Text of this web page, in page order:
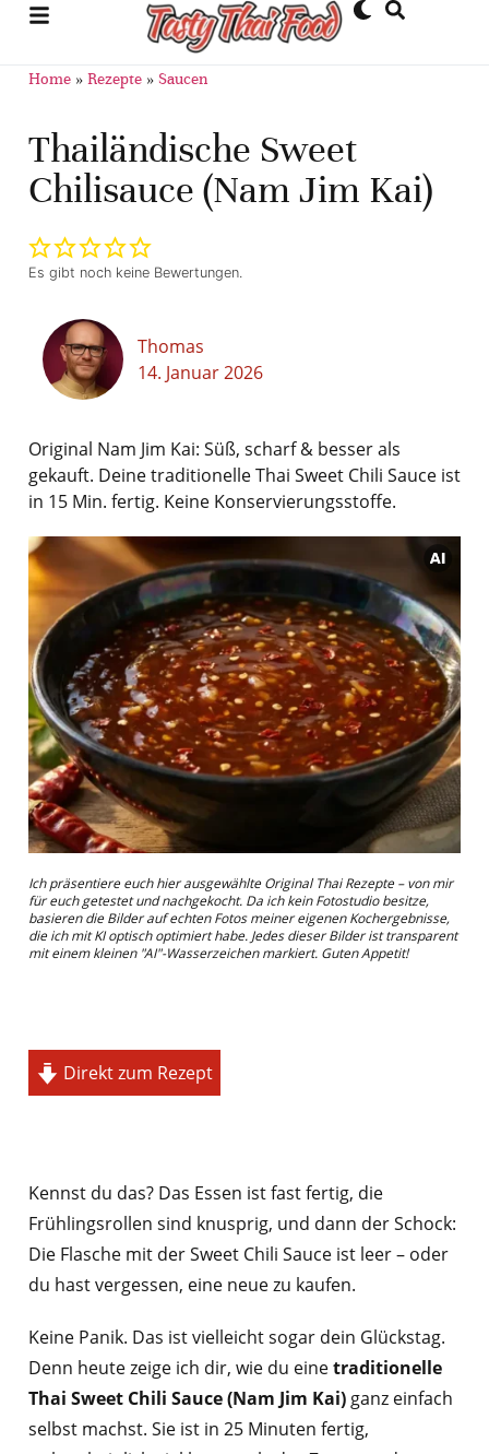
Home» Rezepte» Saucen
Thailändische Sweet
Chilisauce (Nam Jim Kai)
Es gibt noch keine Bewertungen.
Thomas
14. Januar 2026
Original Nam Jim Kai: Süß, scharf & besser als
gekauft. Deine traditionelle Thai Sweet Chili Sauce ist
in 15 Min. fertig. Keine Konservierungsstoffe.
Ich präsentiere euch hier ausgewählte Original Thai Rezepte – von mir
für euch getestet und nachgekocht. Da ich kein Fotostudio besitze,
basieren die Bilder auf echten Fotos meiner eigenen Kochergebnisse,
die ich mit KI optisch optimiert habe. Jedes dieser Bilder ist transparent
mit einem kleinen "AI"-Wasserzeichen markiert. Guten Appetit!
Direkt zum Rezept
Kennst du das? Das Essen ist fast fertig, die
Frühlingsrollen sind knusprig, und dann der Schock:
Die Flasche mit der Sweet Chili Sauce ist leer – oder
du hast vergessen, eine neue zu kaufen.
Keine Panik. Das ist vielleicht sogar dein Glückstag.
Denn heute zeige ich dir, wie du einetraditionelle
Thai Sweet Chili Sauce (Nam Jim Kai)ganz einfach
selbst machst. Sie ist in 25 Minuten fertig,